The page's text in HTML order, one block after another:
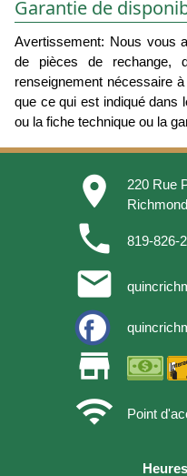
Garantie de
Avertissement: Nous vous
de pièces de rechange,
renseignement nécessaire
que ce qui est indiqué dans
ou la fiche technique ou la
place
220 Rue
phone 819-826-
email
store
wifi
Point